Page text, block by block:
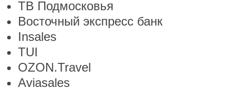
ТВ Подмосковья
Восточный экспресс банк
Insales
TUI
OZON.Travel
Aviasales